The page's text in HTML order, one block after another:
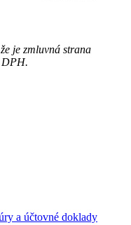
je zmluvná strana
DPH.
a účtovné doklady